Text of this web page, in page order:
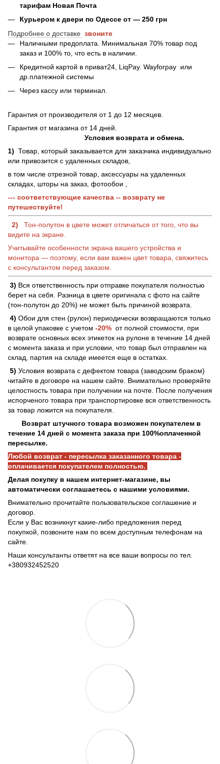
тарифам Новая Почта
Курьером к двери по Одессе от — 250 грн
Подробнее о доставке звоните
Наличными предоплата. Минимальная 70% товар под
заказ и 100% то, что есть в наличии.
Кредитной картой в приват24, LiqPay. Wayforpay или
др.платежной системы
Через кассу или терминал.
Гарантия от производителя от 1 до 12 месяцев.
Гарантия от магазина от 14 дней.
Условия возврата и обмена.
1) Товар, который заказывается для заказчика индивидуально
или привозится с удаленных складов,
в том числе отрезной товар, аксессуары на удаленных
складах, шторы на заказ, фотообои ,
--- соответствующие качества -- возврату не
путешествуйте!
2)
Тон-полутон в цвете может отличаться от того, что вы
видите на экране.
Учитывайте особенности экрана вашего устройства и
монитора — поэтому, если вам важен цвет товара, свяжитесь
с консультантом перед заказом.
3) Вся ответственность при отправке покупателя полностью
берет на себя. Разница в цвете оригинала с фото на сайте
(тон-полутон до 20%) не может быть причиной возврата.
4) Обои для стен (рулон) периодически возвращаются только
в целой упаковке с учетом -20% от полной стоимости, при
возврате основных всех этикеток на рулоне в течение 14 дней
с момента заказа и при условии, что товар был отправлен на
склад, партия на складе имеется еще в остатках.
5) Условия возврата с дефектом товара (заводским браком)
читайте в договоре на нашем сайте. Внимательно проверяйте
целостность товара при получении на почте. После получения
испорченого товара при транспортировке вся ответственность
за товар ложится на покупателя.
Возврат штучного товара возможен покупателем в
течение 14 дней с момента заказа при 100%оплаченной
пересылке.
Любой возврат - пересылка заказанного товара -
оплачивается покупателем полностью.
Делая покупку в нашем интернет-магазине, вы
автоматически соглашаетесь с нашими условиями.
Внимательно прочитайте пользовательское соглашение и
договор.
Если у Вас возникнут какие-либо предложения перед
покупкой, позвоните нам по всем доступным телефонам на
сайте.
Наши консультанты ответят на все ваши вопросы по тел.
+380932452520